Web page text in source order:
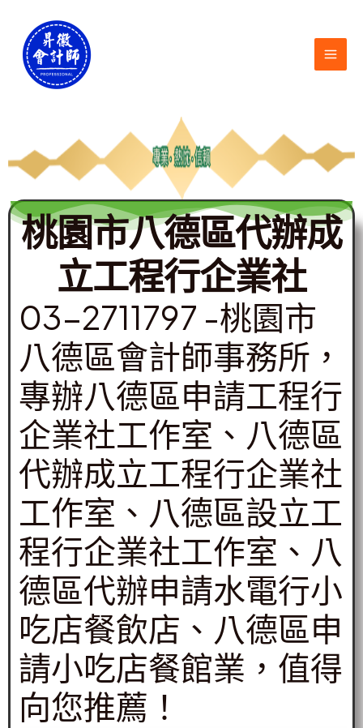
桃園市八德區代辦成
立工程行企業社
03-2711797 -桃園市
八德區會計師事務所，
專辦八德區申請工程行
企業社工作室、八德區
代辦成立工程行企業社
工作室、八德區設立工
程行企業社工作室、八
德區代辦申請水電行小
吃店餐飲店、八德區申
請小吃店餐館業，值得
向您推薦！